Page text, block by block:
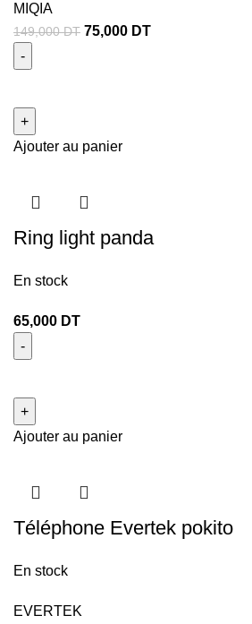
MIQIA
149,000DT 75,000 DT
Ajouter au panier
Ring light panda
En stock
65,000 DT
Ajouter au panier
Téléphone Evertek pokito
En stock
EVERTEK